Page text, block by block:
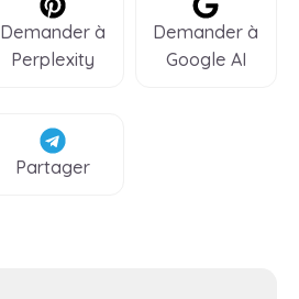
Demander à
Perplexity
Demander à
Google AI
Partager